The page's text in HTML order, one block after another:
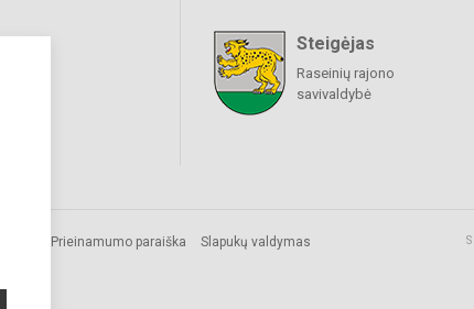
Steigėjas
Raseinių rajono
savivaldybė
Prieinamumo paraiška Slapukų valdymas